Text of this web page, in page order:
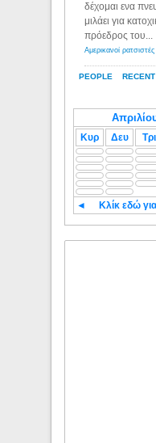
PEOPLE RECENT
δέχομαι ενα
μιλάει για
πρόεδρος του...
Κυρ Δευ Τρι
◄ Κλίκ εδώ